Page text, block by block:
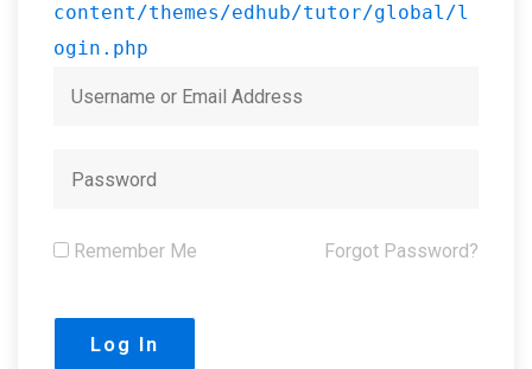
content/themes/edhub/tutor/global/l
ogin.php
Remember Me Forgot Password?